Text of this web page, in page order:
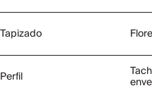
Tapizado
Perfil